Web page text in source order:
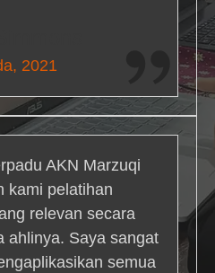
2021
AKN Marzuqi
kami pelatihan
relevan secara
ahlinya. Saya sangat
semua